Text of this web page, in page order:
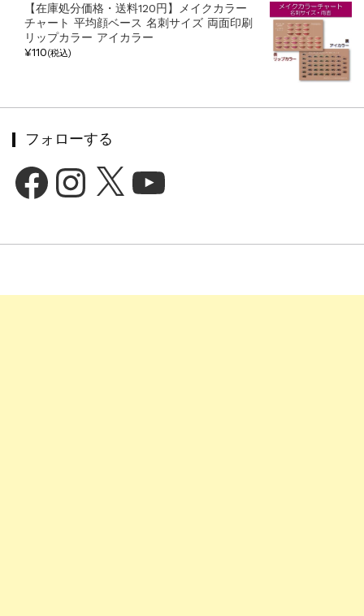
【在庫処分価格・送料120円】メイクカラー
チャート 平均顔ベース 名刺サイズ 両面印刷
リップカラー アイカラー
¥110(税込)
フォローする
FacebookInstagram YouTube